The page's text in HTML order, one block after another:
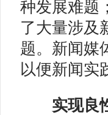
种发展难题
了大量涉及
题。新闻媒
以便新闻实
实现良性